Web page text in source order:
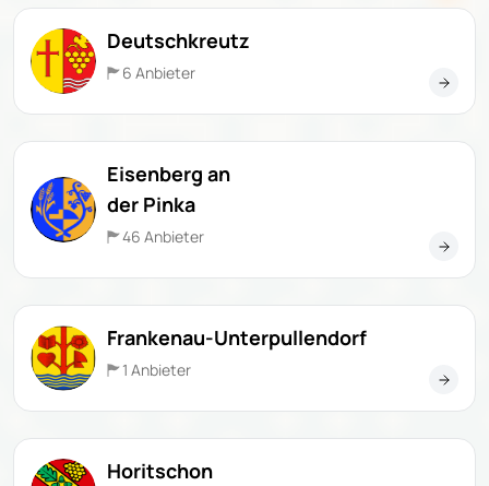
Deutschkreutz
6 Anbieter
Eisenberg an
der Pinka
46 Anbieter
Frankenau-Unterpullendorf
1 Anbieter
Horitschon